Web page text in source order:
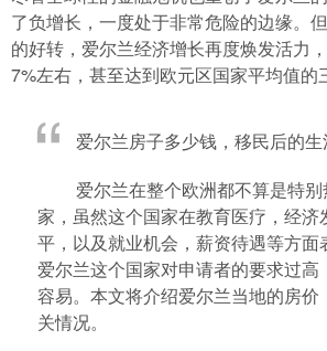
了负增长，一度处于非常危险的边缘。
的好转，爱尔兰经济增长再度焕发活力
7%左右，甚至达到欧元区国家平均值的
爱尔兰房子多少钱，移民后的生
爱尔兰在整个欧洲都不算是特
家，虽然这个国家在教育医疗，经济
平，以及就业机会，薪资待遇等方面
爱尔兰这个国家对申请者的要求过高
容易。本文将介绍爱尔兰当地的房价
关情况。